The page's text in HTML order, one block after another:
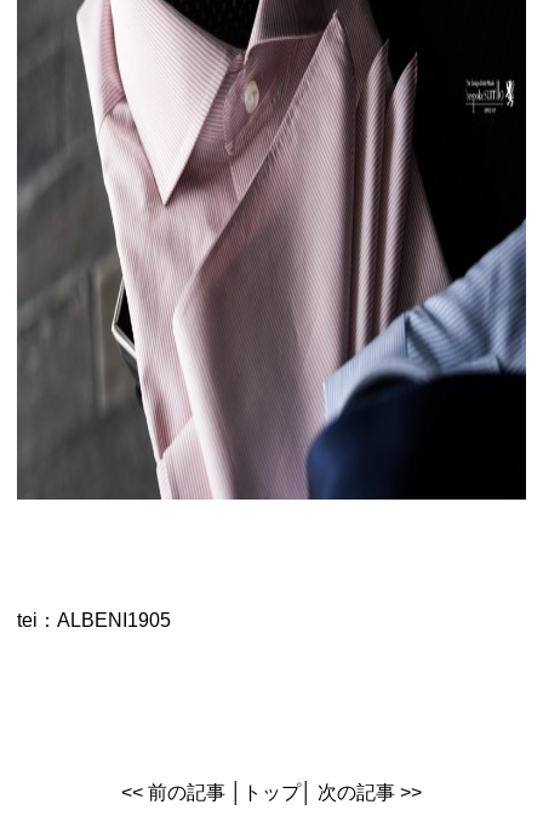
tei：ALBENI1905
<< 前の記事 トップ│ 次の記事 >>